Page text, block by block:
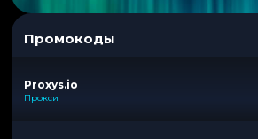
Промокоды
Proxys.io
Прокси